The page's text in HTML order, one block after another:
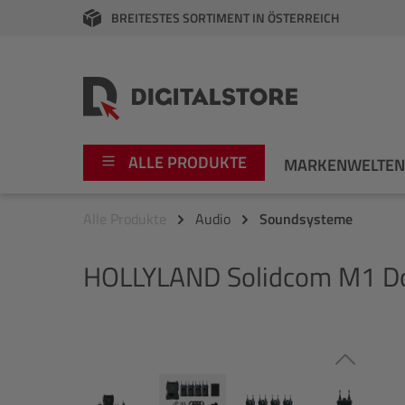
Zur Hauptnavigation springen
BREITESTES SORTIMENT IN ÖSTERREICH
ALLE PRODUKTE MARKENWELTEN
Video
Fujifilm
Alle Produkte Audio Soundsysteme
HOLLYLANDSolidcom M1